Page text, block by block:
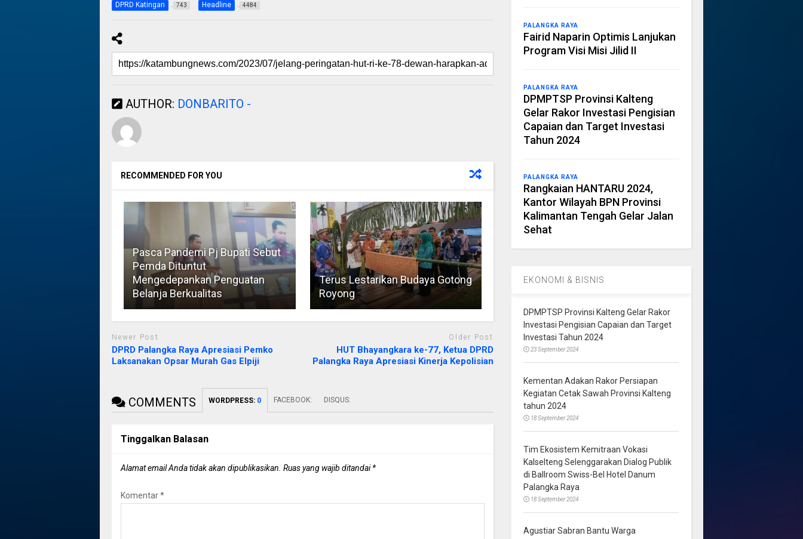
DPRD Katingan 743 Headline 4484
AUTHOR: DONBARITO -
RECOMMENDED FOR YOU
Pasca Pandemi Pj Bupati Sebut
Pemda Dituntut
Mengedepankan Penguatan
Belanja Berkualitas
Terus Lestarikan Budaya Gotong
Royong
Newer Post
DPRD Palangka Raya Apresiasi Pemko
Laksanakan Opsar Murah Gas Elpiji
Older Post
HUT Bhayangkara ke-77, Ketua DPRD
Palangka Raya Apresiasi Kinerja Kepolisian
COMMENTS WORDPRESS: 0 FACEBOOK: DISQUS:
Tinggalkan Balasan
Alamat email Anda tidak akan dipublikasikan. Ruas yang wajib ditandai*
Komentar*
PALANGKA RAYA
Fairid Naparin Optimis Lanjukan
Program Visi Misi Jilid II
PALANGKA RAYA
DPMPTSP Provinsi Kalteng
Gelar Rakor Investasi Pengisian
Capaian dan Target Investasi
Tahun 2024
PALANGKA RAYA
Rangkaian HANTARU 2024,
Kantor Wilayah BPN Provinsi
Kalimantan Tengah Gelar Jalan
Sehat
EKONOMI & BISNIS
DPMPTSP Provinsi Kalteng Gelar Rakor
Investasi Pengisian Capaian dan Target
Investasi Tahun 2024
23 September 2024
Kementan Adakan Rakor Persiapan
Kegiatan Cetak Sawah Provinsi Kalteng
tahun 2024
18 September 2024
Tim Ekosistem Kemitraan Vokasi
Kalselteng Selenggarakan Dialog Publik
di Ballroom Swiss-Bel Hotel Danum
Palangka Raya
18 September 2024
Agustiar Sabran Bantu Warga